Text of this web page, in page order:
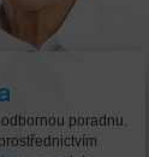
poradnu.